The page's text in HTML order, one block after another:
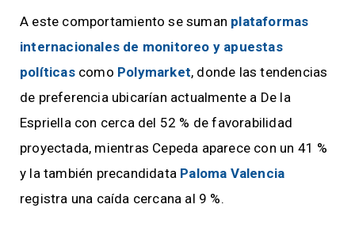
A este comportamiento se suman plataformas
internacionales de monitoreo y apuestas
políticascomo Polymarket, donde las tendencias
de preferencia ubicarían actualmente a De la
Espriella con cerca del 52 % de favorabilidad
proyectada, mientras Cepeda aparece con un 41 %
y la también precandidata Paloma Valencia
registra una caída cercana al 9 %.